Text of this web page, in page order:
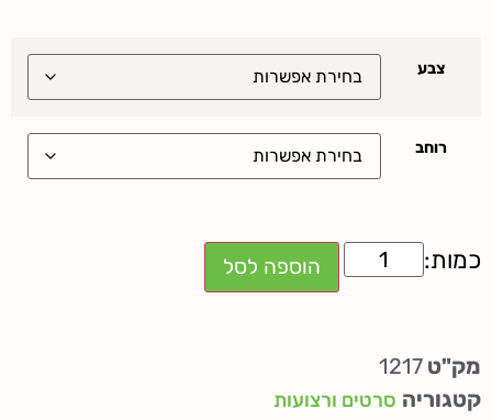
צבע
רוחב
הוספה לסל
מק"ט 1217
קטגוריה סרטים ורצועות